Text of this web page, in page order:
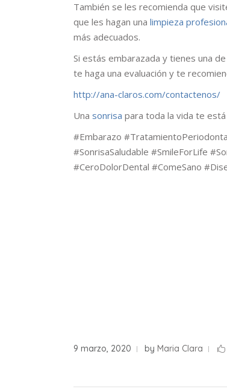
También se les recomienda que
que les hagan una limpieza
más adecuados.
Si estás embarazada y tienes una
te haga una evaluación y te
http://ana-claros.com/contactenos/
Una sonrisa para toda la vida te
#Embarazo
#SonrisaSaludable #SmileForLife
#CeroDolorDental #ComeSano
9 marzo, 2020 by Maria Clara